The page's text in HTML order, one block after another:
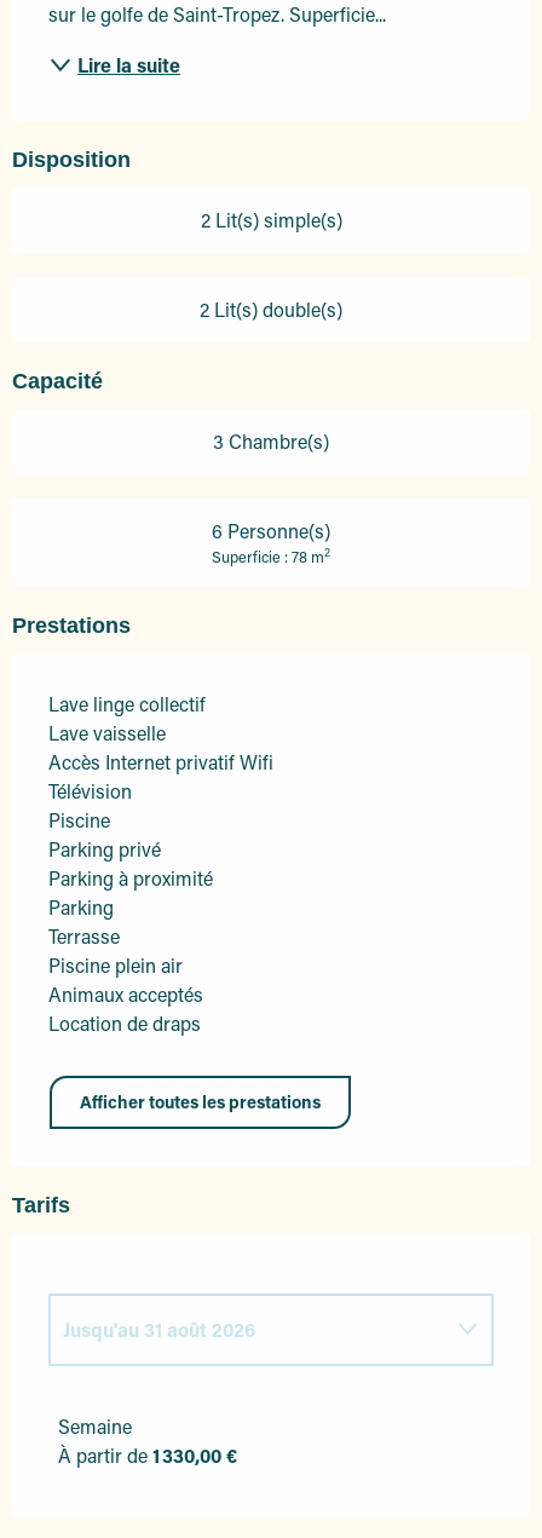
sur le golfe de Saint-Tropez. Superficie...
Lire la suite
Disposition
2 Lit(s) simple(s)
2 Lit(s) double(s)
Capacité
3 Chambre(s)
6 Personne(s)
Superficie : 78 m2
Prestations
Lave linge collectif
Lave vaisselle
Accès Internet privatif Wifi
Télévision
Piscine
Parking privé
Parking à proximité
Parking
Terrasse
Piscine plein air
Animaux acceptés
Location de draps
Afficher toutes les prestations
Tarifs
Jusqu'au 31 août 2026
Du1 septembre 2026
Semaine
À partir de1 330,00 €